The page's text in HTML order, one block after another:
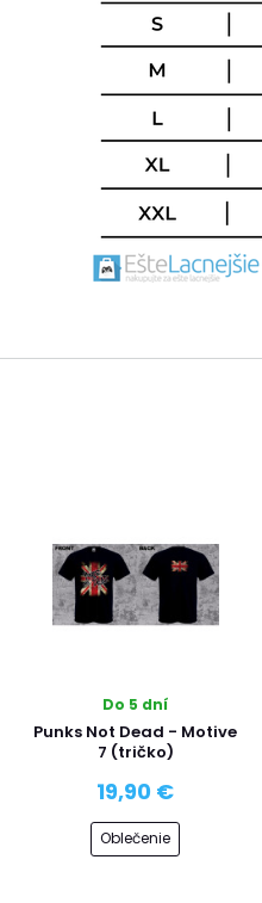
Do 5 dní
Punks Not Dead - Motive
7 (tričko)
19,90 €
Oblečenie